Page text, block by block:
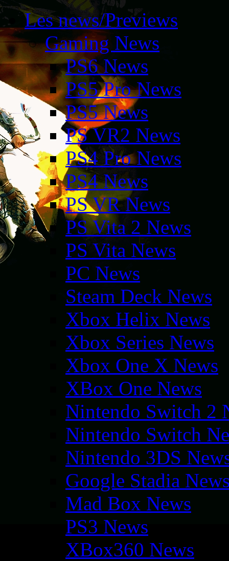
Les news/Previews
Gaming News
PS6 News
PS5 Pro News
PS5 News
PS VR2 News
PS4 Pro News
PS4 News
PS VR News
PS Vita 2 News
PS Vita News
PC News
Steam Deck News
Xbox Helix News
Xbox Series News
Xbox One X News
XBox One News
Nintendo Switch 2
Nintendo Switch
Nintendo 3DS
Google Stadia
Mad Box News
PS3 News
XBox360 News